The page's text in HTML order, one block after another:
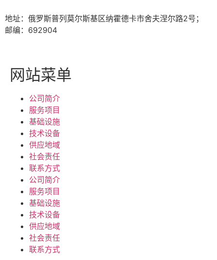
地址：俄罗斯普列莫尔斯基区纳霍德卡市舍夫涅尔路2号；
邮编：692904
网站菜单
公司简介
服务项目
基础设施
技术设备
供应地域
社会责任
联系方式
公司简介
服务项目
基础设施
技术设备
供应地域
社会责任
联系方式